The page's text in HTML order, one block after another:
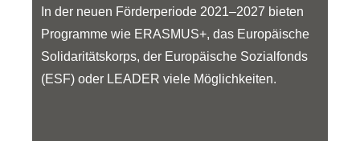
In der neuen Förderperiode 2021–2027 bieten
Programme wie ERASMUS+, das Europäische
Solidaritätskorps, der Europäische Sozialfonds
(ESF) oder LEADER viele Möglichkeiten.